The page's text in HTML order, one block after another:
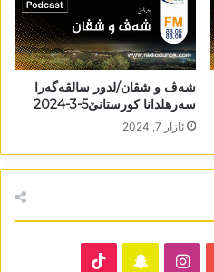
شەڤ و شڤان/لدور سالڤەگەرا
سەرھلدانا کورستانێ5-3-2024
ئازار 7, 2024
Instagram
Snapchat